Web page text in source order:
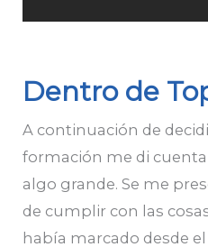
Dentro de
A continuación de
formación me di
algo grande. Se me
de cumplir con las
había marcado desde